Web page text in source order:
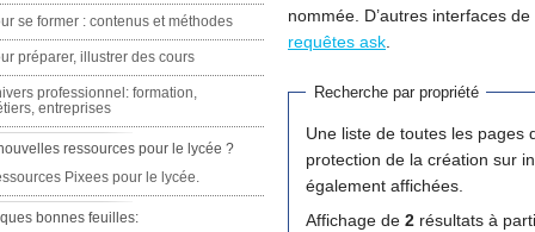
nommée. D’autres interfaces
requêtes ask
Recherche par propriété
Une liste de toutes les pages
protection de la création sur internet (HADOPI) ». Puisqu’il n’y a
également affichées.
Affichage de 2 résultats à
se former : contenus et méthodes
préparer, illustrer des cours
professionnel: formation,
entreprises
ressources pour le lycée ?
Pixees pour le lycée.
bonnes feuilles: